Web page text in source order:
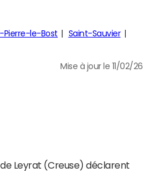
Pierre-le-Bost
Saint-Sauvier
Mise à jour le 11/02/26
Leyrat (Creuse) déclarent